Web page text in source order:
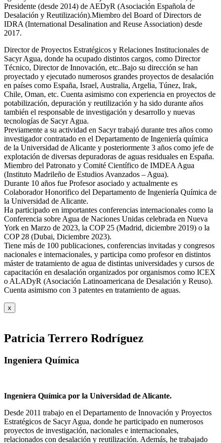
Presidente (desde 2014) de AEDyR (Asociación Española de
Desalación y Reutilización).Miembro del Board of Directors de
IDRA (International Desalination and Reuse Association) desde
2017.
Director de Proyectos Estratégicos y Relaciones Institucionales de
Sacyr Agua, donde ha ocupado distintos cargos, como Director
Técnico, Director de Innovación, etc..Bajo su dirección se han
proyectado y ejecutado numerosos grandes proyectos de desalación
en países como España, Israel, Australia, Argelia, Túnez, Irak,
Chile, Oman, etc. Cuenta asimismo con experiencia en proyectos de
potabilización, depuración y reutilización y ha sido durante años
también el responsable de investigación y desarrollo y nuevas
tecnologías de Sacyr Agua.
Previamente a su actividad en Sacyr trabajó durante tres años como
investigador contratado en el Departamento de Ingeniería química
de la Universidad de Alicante y posteriormente 3 años como jefe de
explotación de diversas depuradoras de aguas residuales en España.
Miembro del Patronato y Comité Científico de IMDEA Agua
(Instituto Madrileño de Estudios Avanzados – Agua).
Durante 10 años fue Profesor asociado y actualmente es
Colaborador Honorifico del Departamento de Ingeniería Química de
la Universidad de Alicante.
Ha participado en importantes conferencias internacionales como la
Conferencia sobre Agua de Naciones Unidas celebrada en Nueva
York en Marzo de 2023, la COP 25 (Madrid, diciembre 2019) o la
COP 28 (Dubai, Diciembre 2023).
Tiene más de 100 publicaciones, conferencias invitadas y congresos
nacionales e internacionales, y participa como profesor en distintos
máster de tratamiento de agua de distintas universidades y cursos de
capacitación en desalación organizados por organismos como ICEX
o ALADyR (Asociación Latinoamericana de Desalación y Reuso).
Cuenta asimismo con 3 patentes en tratamiento de aguas.
x
Patricia Terrero Rodríguez
Ingeniera Química
Ingeniera Química por la Universidad de Alicante.
Desde 2011 trabajo en el Departamento de Innovación y Proyectos
Estratégicos de Sacyr Agua, donde he participado en numerosos
proyectos de investigación, nacionales e internacionales,
relacionados con desalación y reutilización. Además, he trabajado